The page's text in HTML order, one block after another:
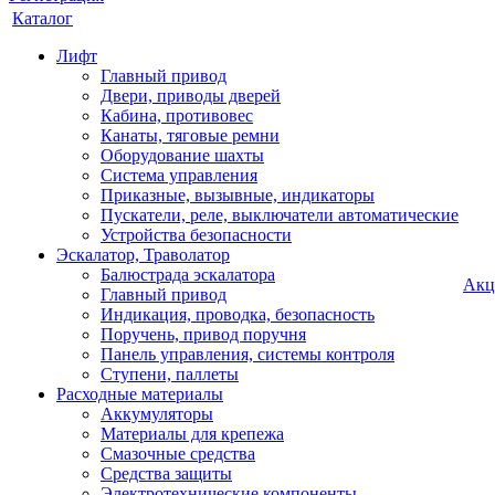
Каталог
Лифт
Главный привод
Двери, приводы дверей
Кабина, противовес
Канаты, тяговые ремни
Оборудование шахты
Система управления
Приказные, вызывные, индикаторы
Пускатели, реле, выключатели автоматические
Устройства безопасности
Эскалатор, Траволатор
Балюстрада эскалатора
Главный привод
Индикация, проводка, безопасность
Поручень, привод поручня
Панель управления, системы контроля
Ступени, паллеты
Расходные материалы
Аккумуляторы
Материалы для крепежа
Смазочные средства
Средства защиты